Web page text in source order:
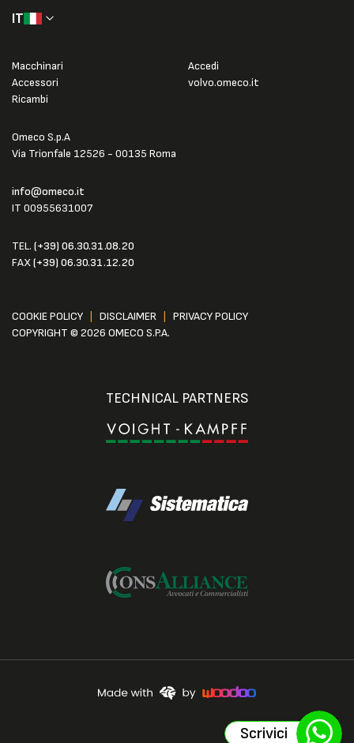
IT
Omeco S.p.A
Via Trionfale 12526 - 00135 Roma
info@omeco.it
IT 00955631007
TEL. (+39) 06.30.31.08.20
FAX(+39) 06.30.31.12.20
Macchinari
Accessori
Ricambi
Accedi
volvo.omeco.it
COOKIE POLICY DISCLAIMER
PRIVACY POLICY
COPYRIGHT © 2026 OMECO S.P.A.
TECHNICAL PARTNERS
Scrivici